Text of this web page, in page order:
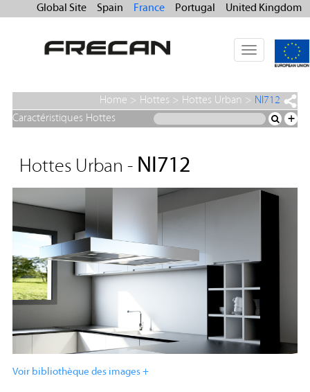
Global Site Spain France Portugal United Kingdom
Toggle
navigation
Home > Hottes > Hottes Urban > NI712
Caractéristiques Hottes
+
Hottes Urban - NI712
Voir bibliothèque des images +